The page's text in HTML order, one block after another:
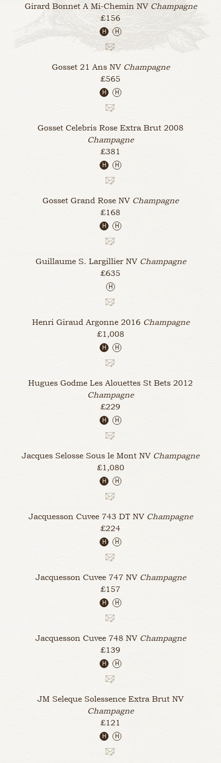
Girard Bonnet A Mi-Chemin NV Champagne
£156
H H
Gosset 21 Ans NV Champagne
£565
H H
Gosset Celebris Rose Extra Brut 2008
Champagne
£381
H H
Gosset Grand Rose NV Champagne
£168
H H
Guillaume S. Largillier NV Champagne
£635
H
Henri Giraud Argonne 2016 Champagne
£1,008
H H
Hugues Godme Les Alouettes St Bets 2012
Champagne
£229
H H
Jacques Selosse Sous le Mont NV Champagne
£1,080
H H
Jacquesson Cuvee 743 DT NV Champagne
£224
H H
Jacquesson Cuvee 747 NV Champagne
£157
H H
Jacquesson Cuvee 748 NV Champagne
£139
H H
JM Seleque Solessence Extra Brut NV
Champagne
£121
H H